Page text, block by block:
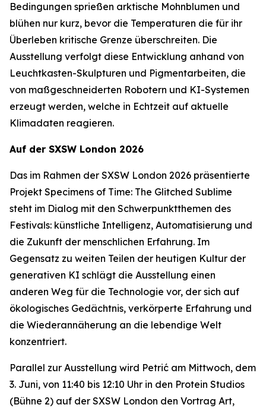
Bedingungen sprießen arktische Mohnblumen und
blühen nur kurz, bevor die Temperaturen die für ihr
Überleben kritische Grenze überschreiten. Die
Ausstellung verfolgt diese Entwicklung anhand von
Leuchtkasten-Skulpturen und Pigmentarbeiten, die
von maßgeschneiderten Robotern und KI-Systemen
erzeugt werden, welche in Echtzeit auf aktuelle
Klimadaten reagieren.
Auf der SXSW London 2026
Das im Rahmen der SXSW London 2026 präsentierte
Projekt Specimens of Time: The Glitched Sublime
steht im Dialog mit den Schwerpunktthemen des
Festivals: künstliche Intelligenz, Automatisierung und
die Zukunft der menschlichen Erfahrung. Im
Gegensatz zu weiten Teilen der heutigen Kultur der
generativen KI schlägt die Ausstellung einen
anderen Weg für die Technologie vor, der sich auf
ökologisches Gedächtnis, verkörperte Erfahrung und
die Wiederannäherung an die lebendige Welt
konzentriert.
Parallel zur Ausstellung wird Petrić am Mittwoch, dem
3. Juni, von 11:40 bis 12:10 Uhr in den Protein Studios
(Bühne 2) auf der SXSW London den Vortrag Art,